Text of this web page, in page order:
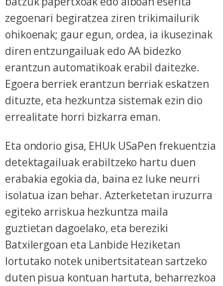
zegoenari begiratzea ziren trikimailurik
ohikoenak; gaur egun, ordea, ia ikusezinak
diren entzungailuak edo AA bidezko
erantzun automatikoak erabil daitezke.
Egoera berriek erantzun berriak eskatzen
dituzte, eta hezkuntza sistemak ezin dio
errealitate horri bizkarra eman.
Eta ondorio gisa, EHUk USaPen frekuentzia
detektagailuak erabiltzeko hartu duen
erabakia egokia da, baina ez luke neurri
isolatua izan behar. Azterketetan iruzurra
egiteko arriskua hezkuntza maila
guztietan dagoelako, eta bereziki
Batxilergoan eta Lanbide Heziketan
lortutako notek unibertsitatean sartzeko
duten pisua kontuan hartuta, beharrezkoa